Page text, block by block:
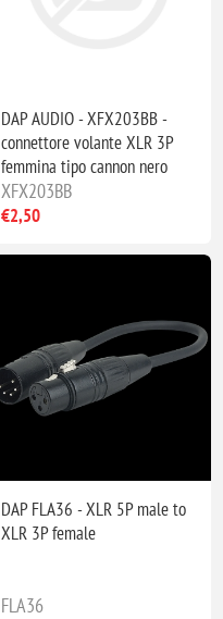
DAP AUDIO - XFX203BB -
connettore volante XLR 3P
femmina tipo cannon nero
XFX203BB
€2,50
DAP FLA36 - XLR 5P male to
XLR 3P female
FLA36